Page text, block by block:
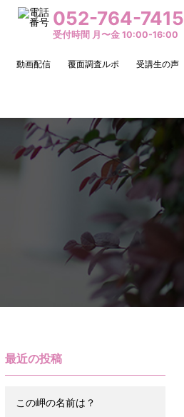
052-764-7415
受付時間 月〜金 10:00-16:00
動画配信 覆面調査ルポ 受講生の声
最近の投稿
この岬の名前は？